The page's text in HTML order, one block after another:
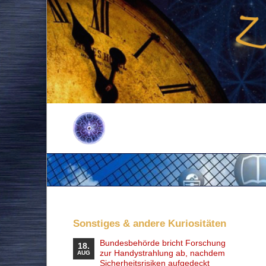
Sonstiges & andere Kuriositäten
18.
AUG
Bundesbehörde bricht Forschung
zur Handystrahlung ab, nachdem
Sicherheitsrisiken aufgedeckt